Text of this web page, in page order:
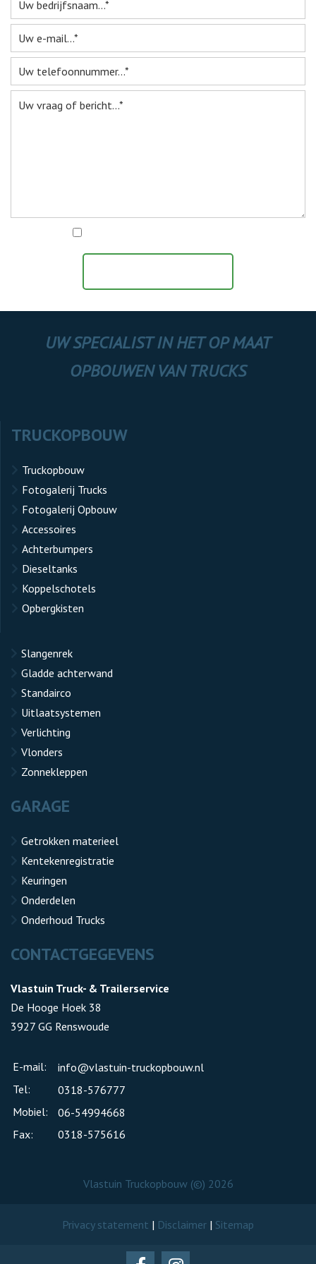
UW SPECIALIST IN HET OP MAAT
OPBOUWEN VAN TRUCKS
TRUCKOPBOUW
Truckopbouw
Fotogalerij Trucks
Fotogalerij Opbouw
Accessoires
Achterbumpers
Dieseltanks
Koppelschotels
Opbergkisten
Slangenrek
Gladde achterwand
Standairco
Uitlaatsystemen
Verlichting
Vlonders
Zonnekleppen
GARAGE
Getrokken materieel
Kentekenregistratie
Keuringen
Onderdelen
Onderhoud Trucks
CONTACTGEGEVENS
Vlastuin Truck- & Trailerservice
De Hooge Hoek 38
3927 GG Renswoude
E-mail:
info@vlastuin-truckopbouw.nl
Tel:
0318-576777
Mobiel:
06-54994668
Fax:
0318-575616
Vlastuin Truckopbouw (©) 2026
Privacy statement | Disclaimer | Sitemap